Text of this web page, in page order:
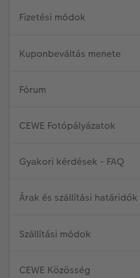
Fizetési módok
Kuponbeváltás menete
Fórum
CEWE Fotópályázatok
Gyakori kérdések - FAQ
Árak és szállítási határidők
Szállítási módok
CEWE Közösség